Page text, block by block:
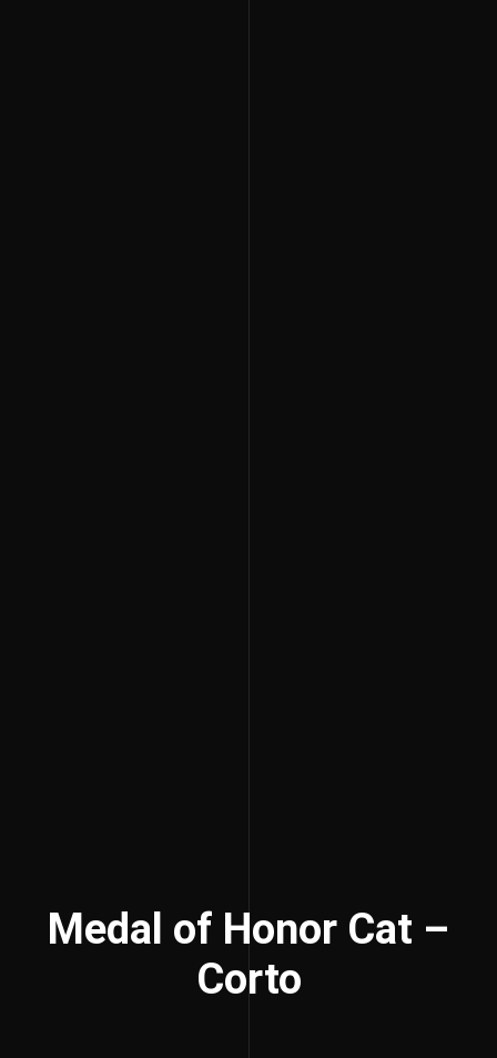
Medal of Honor Cat –
Corto